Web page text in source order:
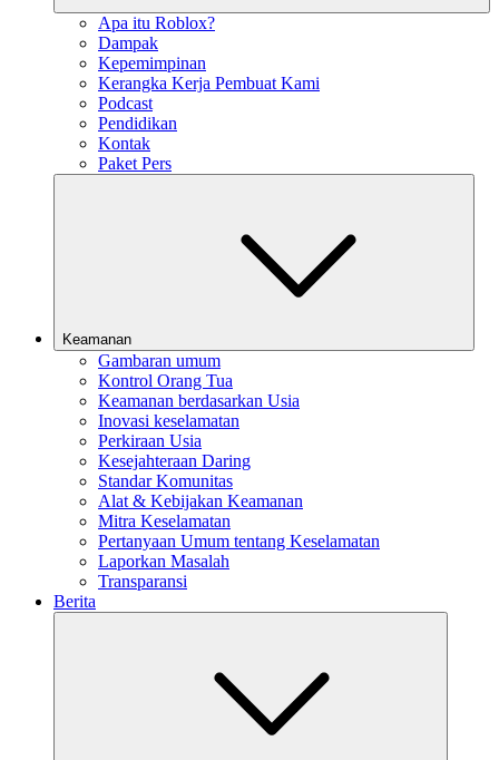
Apa itu Roblox?
Dampak
Kepemimpinan
Kerangka Kerja Pembuat Kami
Podcast
Pendidikan
Kontak
Paket Pers
Keamanan
Gambaran umum
Kontrol Orang Tua
Keamanan berdasarkan Usia
Inovasi keselamatan
Perkiraan Usia
Kesejahteraan Daring
Standar Komunitas
Alat & Kebijakan Keamanan
Mitra Keselamatan
Pertanyaan Umum tentang Keselamatan
Laporkan Masalah
Transparansi
Berita